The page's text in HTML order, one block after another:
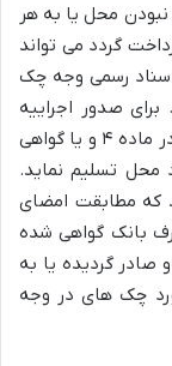
محل یا به هر
گردد می تواند
رسمی وجه چک
برای صدور اجراییه
دارنده چک باید عین چک و گواهی نامه مذکور در ماده ۴ و یا گواهی
ثبت اسناد محل تسلیم نماید.
که مطابقت امضای
بانک گواهی شده
گردیده یا به
چک های در وجه